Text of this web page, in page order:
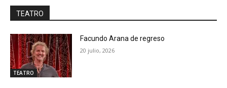
TEATRO
TEATRO
Facundo Arana de regreso
20 julio, 2026